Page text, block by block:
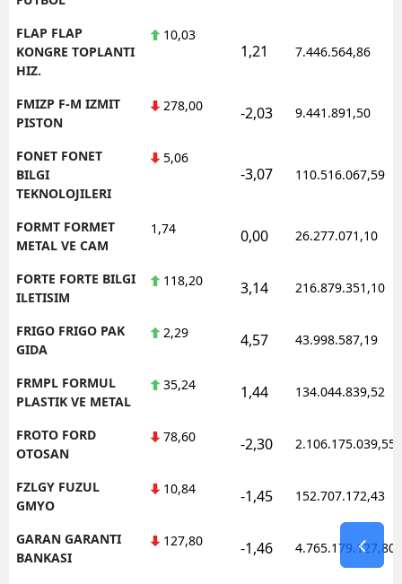
FLAP FLAP
KONGRE TOPLANTI
HIZ.
10,03
1,21 7.446.564,86
FMIZP F-M IZMIT
PISTON
278,00 -2,03 9.441.891,50
FONET FONET
BILGI
TEKNOLOJILERI
5,06
-3,07 110.516.067,59
FORMT FORMET
METAL VE CAM
1,74 0,00 26.277.071,10
FORTE FORTE BILGI
ILETISIM
118,20 3,14 216.879.351,10
FRIGO FRIGO PAK
GIDA
2,29 4,57 43.998.587,19
FRMPL FORMUL
PLASTIK VE METAL
35,24 1,44 134.044.839,52
FROTO FORD
OTOSAN
78,60 -2,30 2.106.175.039,55
FZLGY FUZUL
GMYO
10,84 -1,45 152.707.172,43
GARAN GARANTI
BANKASI
127,80 -1,46 4.765.179.127,80